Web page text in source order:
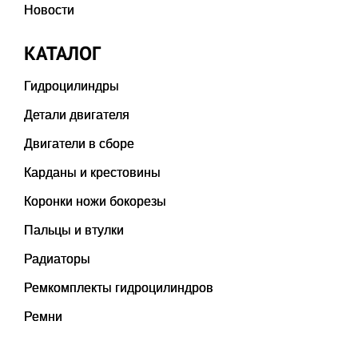
Новости
КАТАЛОГ
Гидроцилиндры
Детали двигателя
Двигатели в сборе
Карданы и крестовины
Коронки ножи бокорезы
Пальцы и втулки
Радиаторы
Ремкомплекты гидроцилиндров
Ремни